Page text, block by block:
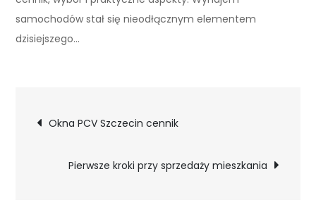
samochodów stał się nieodłącznym elementem
dzisiejszego…
Nawigacja
wpisu
Okna PCV Szczecin cennik
Pierwsze kroki przy sprzedaży mieszkania